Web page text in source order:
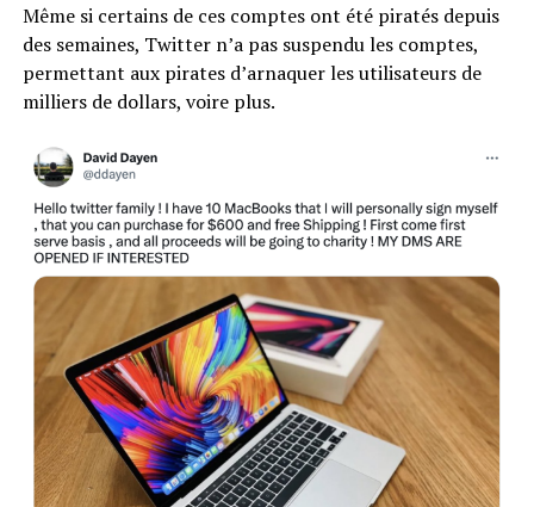
Même si certains de ces comptes ont été piratés depuis
des semaines, Twitter n’a pas suspendu les comptes,
permettant aux pirates d’arnaquer les utilisateurs de
milliers de dollars, voire plus.